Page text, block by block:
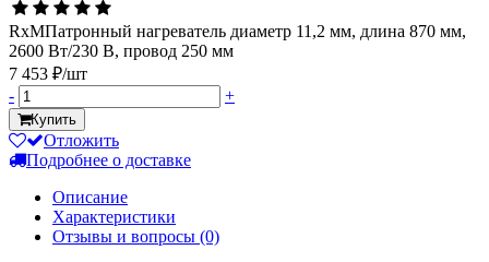
RxMПатронный нагреватель диаметр 11,2 мм, длина 870 мм,
2600 Вт/230 В, провод 250 мм
7 453 ₽/шт
-
+
Купить
Отложить
Подробнее о доставке
Описание
Характеристики
Отзывы и вопросы (0)